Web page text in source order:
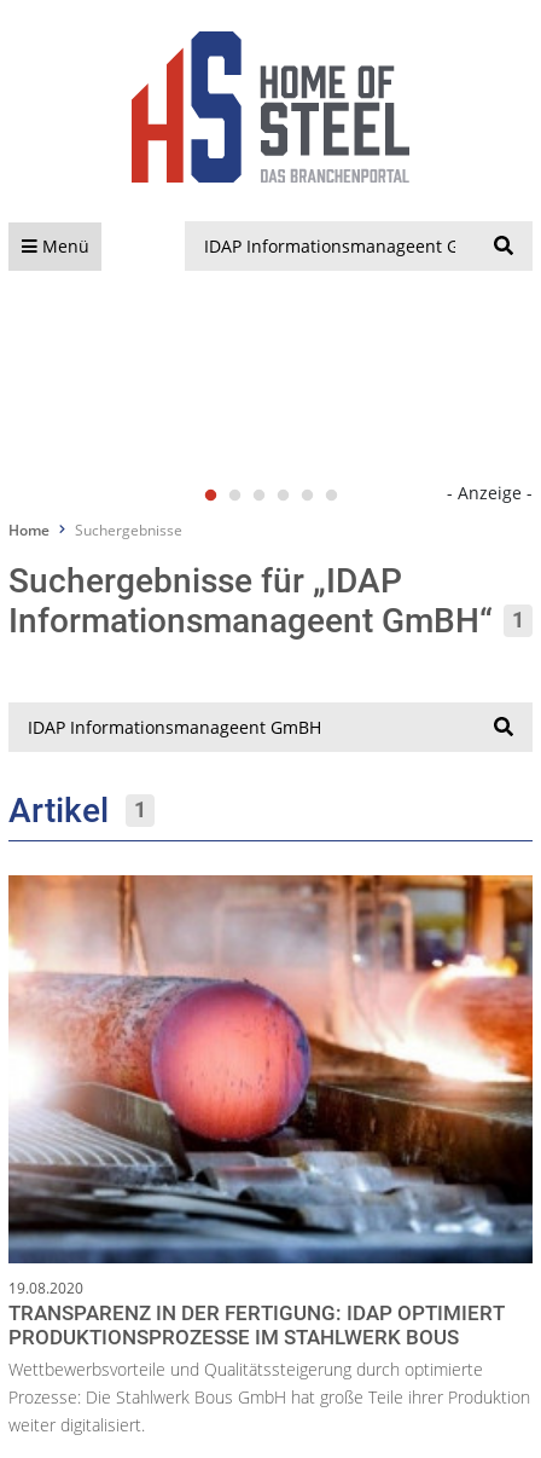
Menü
- Anzeige -
Home Suchergebnisse
Suchergebnisse für „IDAP
Informationsmanageent GmBH“
1
Artikel 1
19.08.2020
TRANSPARENZ IN DER FERTIGUNG: IDAP OPTIMIERT
PRODUKTIONSPROZESSE IM STAHLWERK BOUS
Wettbewerbsvorteile und Qualitätssteigerung durch optimierte
Prozesse: Die Stahlwerk Bous GmbH hat große Teile ihrer Produktion
weiter digitalisiert.